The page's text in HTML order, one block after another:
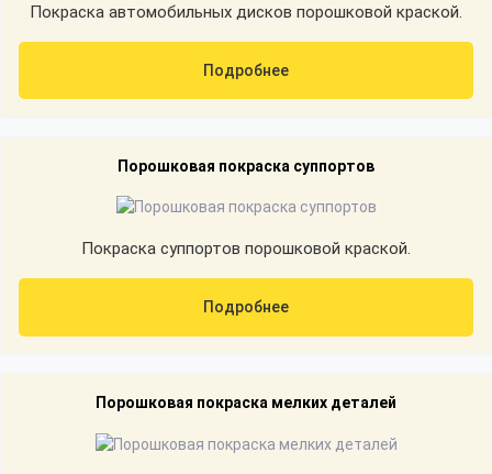
Покраска автомобильных дисков порошковой краской.
Подробнее
Порошковая покраска суппортов
Покраска суппортов порошковой краской.
Подробнее
Порошковая покраска мелких деталей